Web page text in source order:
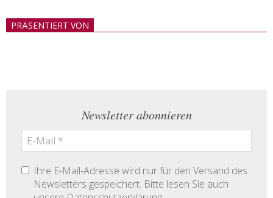
21PRÄSENTIERT VON
Newsletter abonnieren
Ihre E-Mail-Adresse wird nur für den Versand des
Newsletters gespeichert. Bitte lesen Sie auch